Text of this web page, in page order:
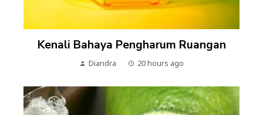
Kenali Bahaya Pengharum Ruangan
Diandra 20 hours ago